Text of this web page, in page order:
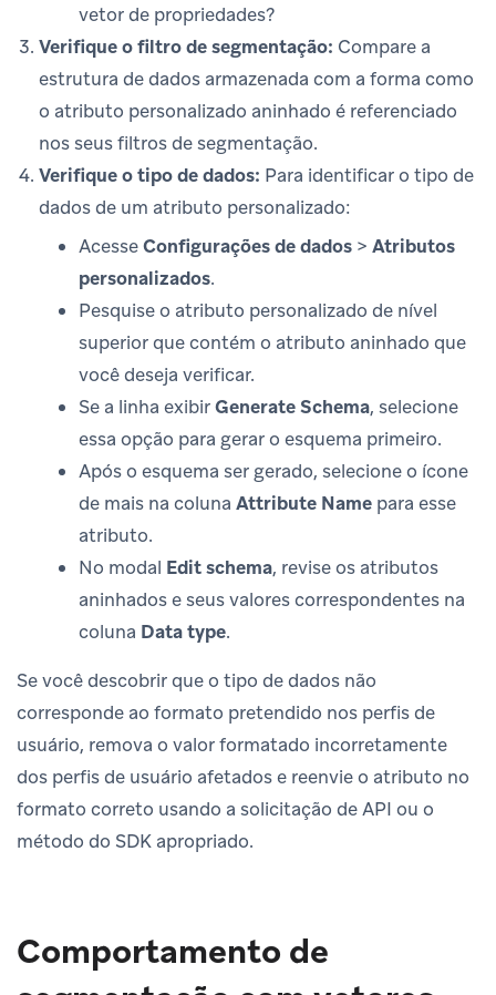
vetor de propriedades?
Verifique o filtro de segmentação: Compare a
estrutura de dados armazenada com a forma como
o atributo personalizado aninhado é referenciado
nos seus filtros de segmentação.
Verifique o tipo de dados: Para identificar o tipo de
dados de um atributo personalizado:
AcesseConfigurações de dados > Atributos
personalizados.
Pesquise o atributo personalizado de nível
superior que contém o atributo aninhado que
você deseja verificar.
Se a linha exibirGenerate Schema, selecione
essa opção para gerar o esquema primeiro.
Após o esquema ser gerado, selecione o ícone
de mais na coluna Attribute Name para esse
atributo.
No modal Edit schema, revise os atributos
aninhados e seus valores correspondentes na
coluna Data type.
Se você descobrir que o tipo de dados não
corresponde ao formato pretendido nos perfis de
usuário, remova o valor formatado incorretamente
dos perfis de usuário afetados e reenvie o atributo no
formato correto usando a solicitação de API ou o
método do SDK apropriado.
Comportamento de